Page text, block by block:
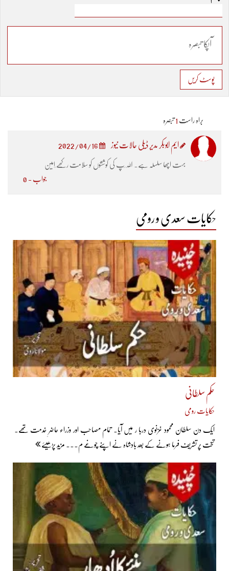
پوسٹ کریں
براہ راست 1 تبصرہ
ایم ابوبکر مدیر ڈیلی حالات نیوز 2022/04/16
بہت اچھا سلسلہ ہے۔ اللہ ؔپ کی کوششوں کو سلامت رکھے ؔامین
جواب - 0
حکایات سعدی و رومی
حکم سلطانی
حکایات رومی
ایک دن سلطان محمود غزنوی دربا ر میں آیا۔ تمام مصاحب اور وزراء حاضرِ خدمت تھے۔
تخت پر تشریف فرما ہونے کے بعد بادشاہ نے اپنے چوغے م... مزید پڑھیئے